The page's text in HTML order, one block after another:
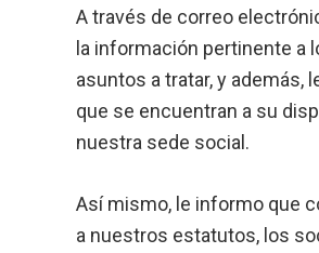
A través de correo
la información pertinente a
asuntos a tratar, y además,
que se encuentran a su
nuestra sede social.
Así mismo, le informo que
a nuestros estatutos, los